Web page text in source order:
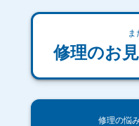
ま
修理のお
修理の悩